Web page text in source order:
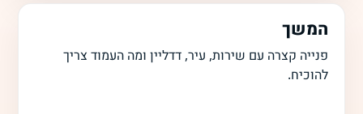
המשך
פנייה קצרה עם שירות, עיר, דדליין ומה העמוד צריך
להוכיח.